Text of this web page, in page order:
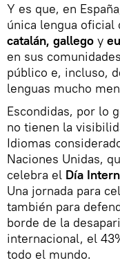
Y es que, en
única lengua oficial
catalán, gallego y
en sus
público e, incluso,
lenguas mucho
Escondidas, por lo
no tienen la
Idiomas
Naciones Unidas,
celebra el Día
Una jornada para
también para
borde de la
internacional, el
todo el mundo.